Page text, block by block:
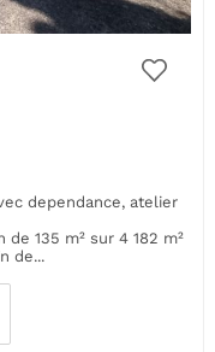
dependance, atelier
135 m² sur 4 182 m²
de...